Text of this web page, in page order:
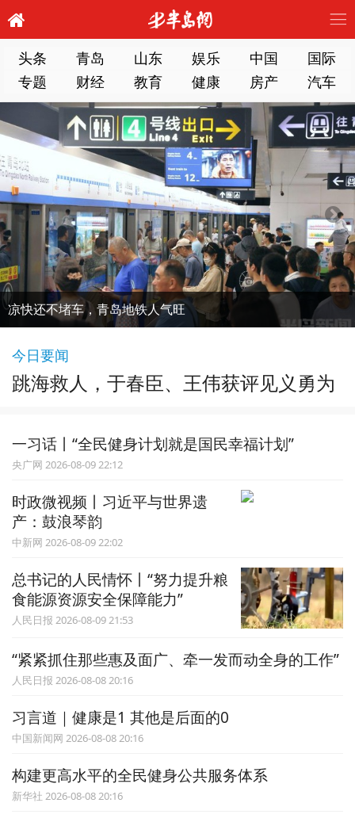
头条 青岛 山东 娱乐 中国
国际
专题
财经 教育 健康 房产 汽车
凉快还不堵车，青岛地铁人气旺
今日要闻
跳海救人，于春臣、王伟获评见义勇为
一习话丨“全民健身计划就是国民幸福计划”
央广网 2026-08-09 22:12
时政微视频丨习近平与世界遗
产：鼓浪琴韵
中新网 2026-08-09 22:02
总书记的人民情怀丨“努力提升粮
食能源资源安全保障能力”
人民日报 2026-08-09 21:53
“紧紧抓住那些惠及面广、牵一发而动全身的工作”
人民日报 2026-08-08 20:16
习言道｜健康是1 其他是后面的0
中国新闻网 2026-08-08 20:16
构建更高水平的全民健身公共服务体系
新华社 2026-08-08 20:16